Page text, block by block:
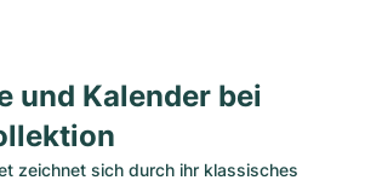
und Kalender bei
zeichnet sich durch ihr klassisches